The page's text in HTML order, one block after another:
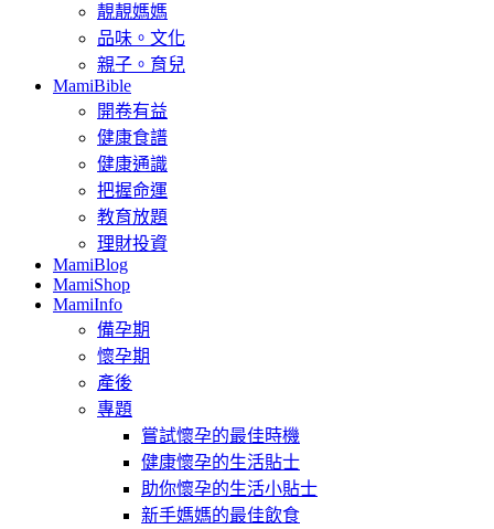
靚靚媽媽
品味。文化
親子。育兒
MamiBible
開卷有益
健康食譜
健康通識
把握命運
教育放題
理財投資
MamiBlog
MamiShop
MamiInfo
備孕期
懷孕期
產後
專題
嘗試懷孕的最佳時機
健康懷孕的生活貼士
助你懷孕的生活小貼士
新手媽媽的最佳飲食